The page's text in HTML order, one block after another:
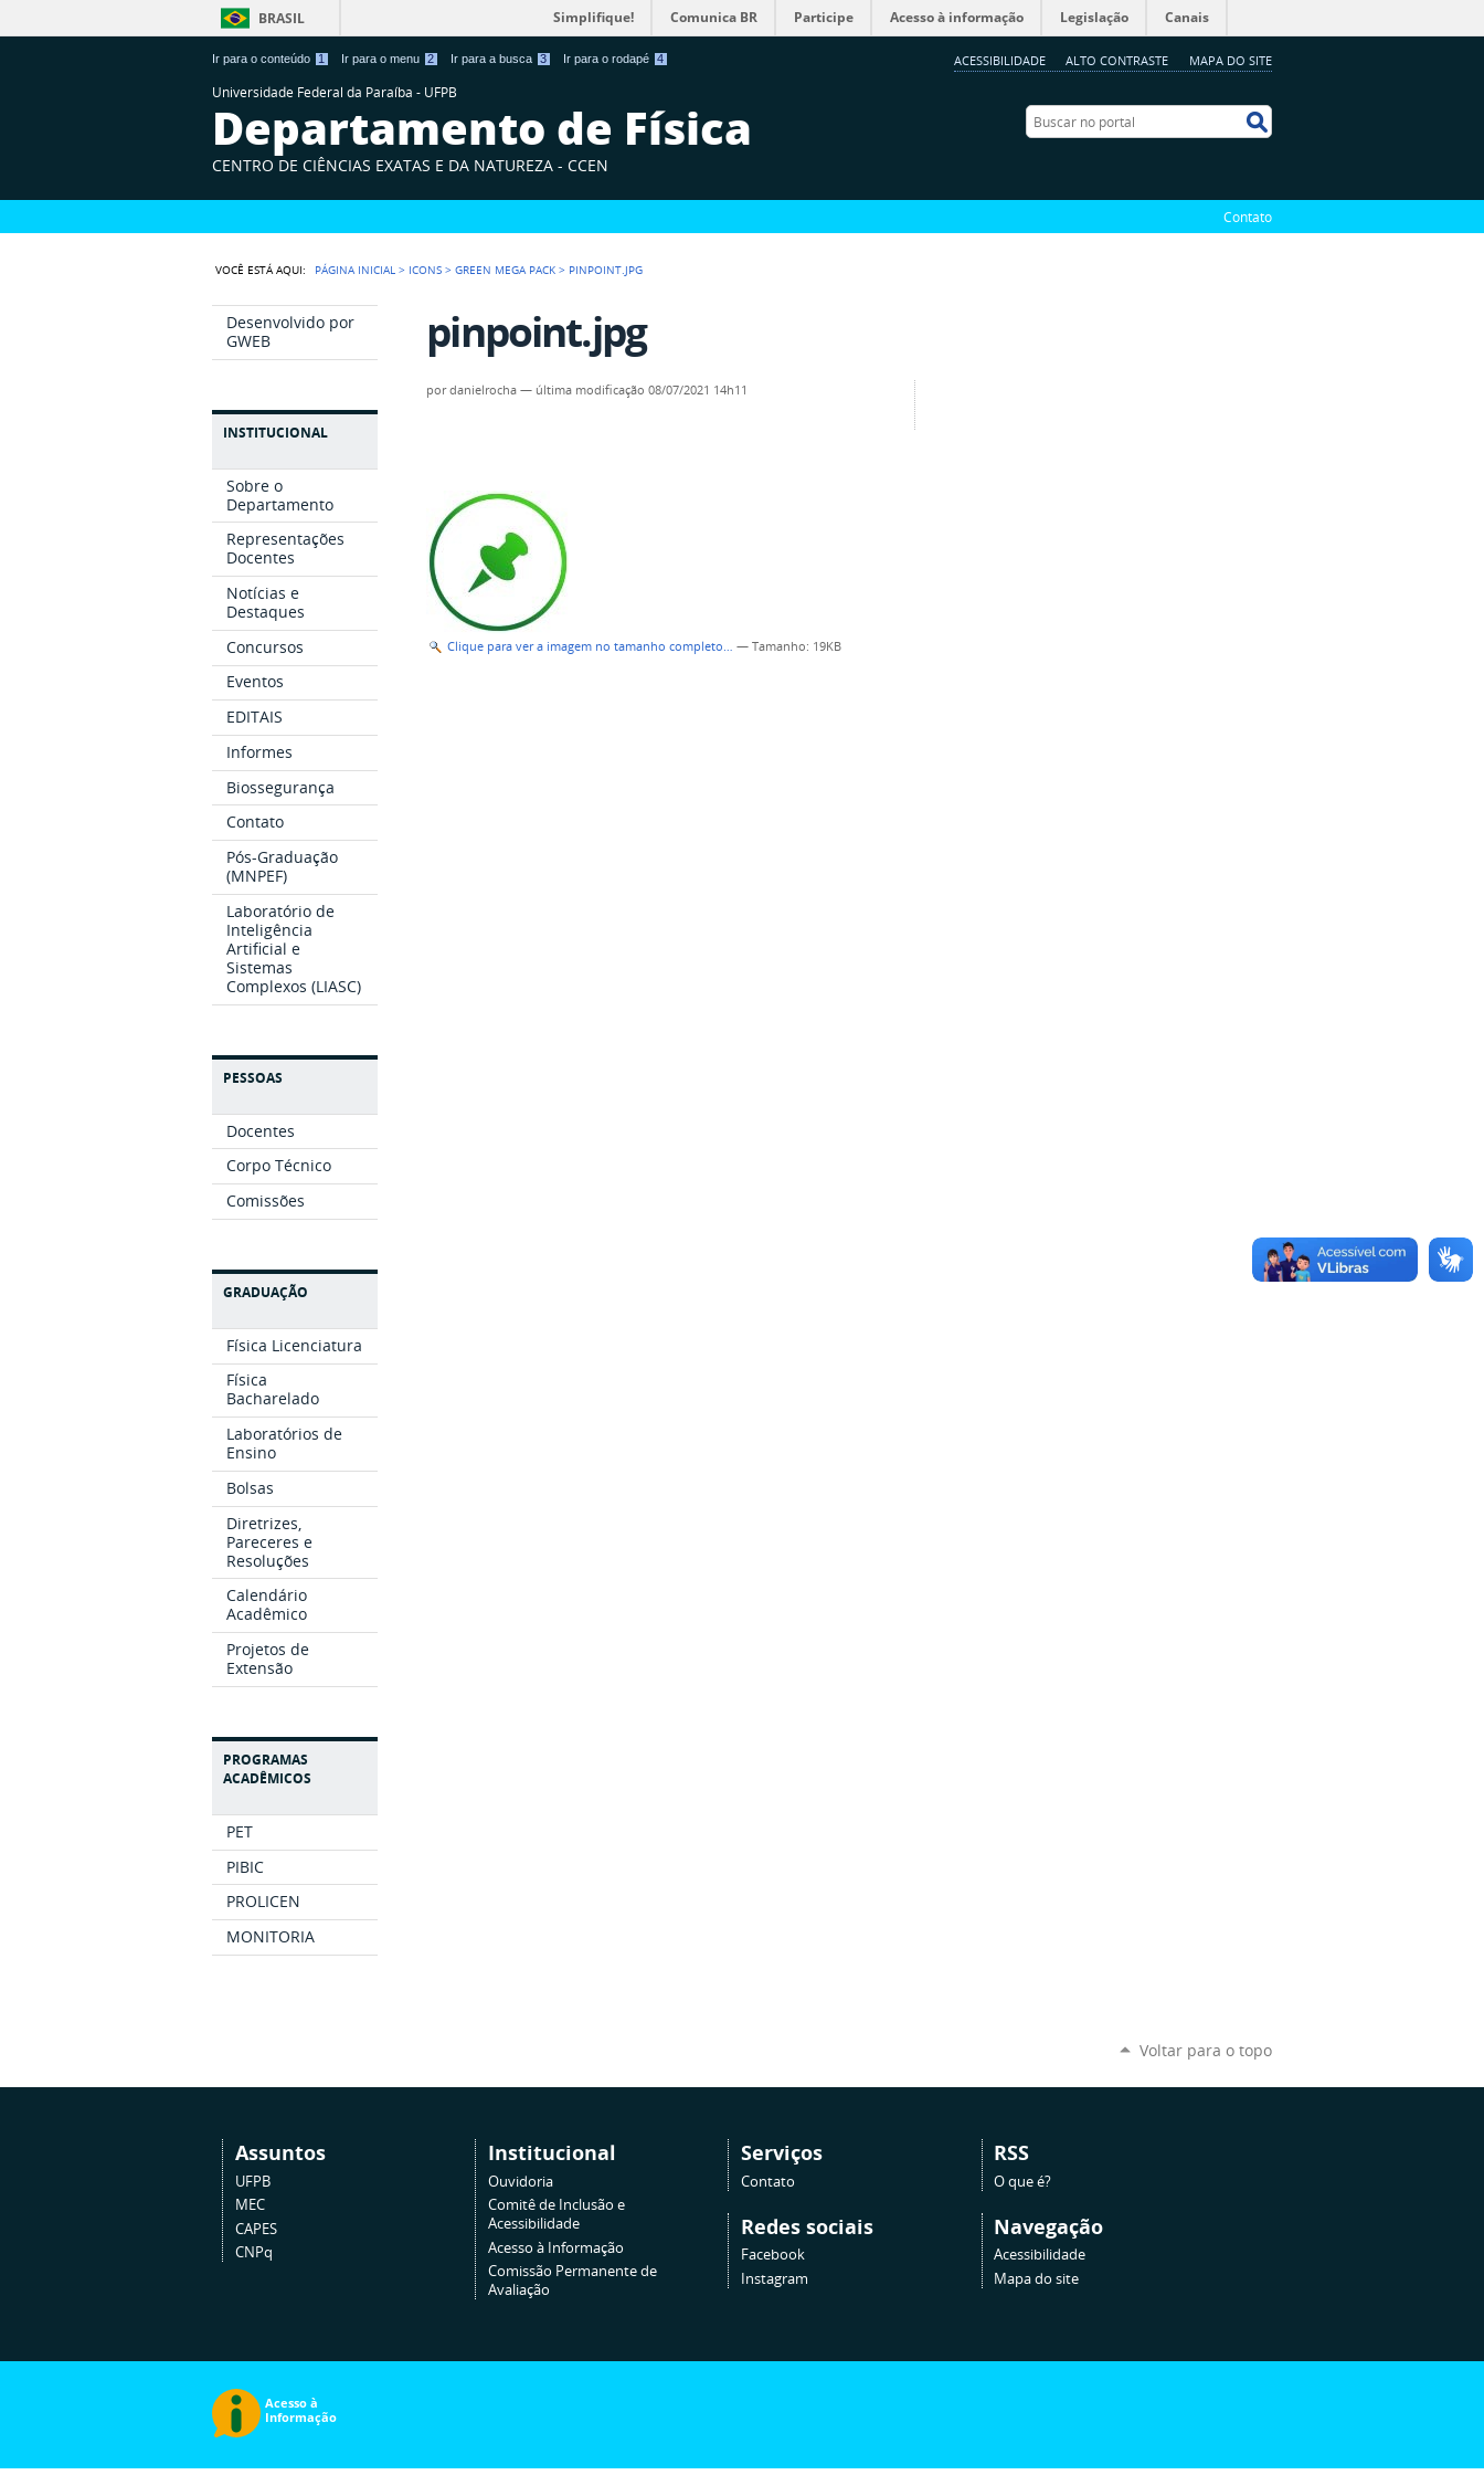
Ir para o conteúdo 1 Ir para o menu 2 Ir para a busca 3 Ir para o rodapé 4 ACESSIBILIDADE ALTO CONTRASTE MAPA DO SITE
BRASIL Simplifique! Comunica BR Participe Acesso à informação Legislação Canais
Universidade Federal da Paraíba - UFPB
Departamento de Física
CENTRO DE CIÊNCIAS EXATAS E DA NATUREZA - CCEN
Buscar no portal
Contato
VOCÊ ESTÁ AQUI: PÁGINA INICIAL > ICONS >GREEN MEGA PACK > PINPOINT.JPG
Desenvolvido por
GWEB
INSTITUCIONAL
Sobre o
Departamento
Representações
Docentes
Notícias e
Destaques
Concursos
Eventos
EDITAIS
Informes
Biossegurança
Contato
Pós-Graduação
(MNPEF)
Laboratório de
Inteligência
Artificial e
Sistemas
Complexos (LIASC)
PESSOAS
Docentes
Corpo Técnico
Comissões
GRADUAÇÃO
Física Licenciatura
Física
Bacharelado
Laboratórios de
Ensino
Bolsas
Diretrizes,
Pareceres e
Resoluções
Calendário
Acadêmico
Projetos de
Extensão
PROGRAMAS
ACADÊMICOS
PET
PIBIC
PROLICEN
MONITORIA
pinpoint.jpg
pordanielrocha — última modificação 08/07/2021 14h11
Clique para ver a imagem no tamanho completo… —Tamanho: 19KB
Voltar para o topo
Assuntos
UFPB
MEC
CAPES
CNPq
Institucional
Ouvidoria
Comitê de Inclusão e
Acessibilidade
Acesso à Informação
Comissão Permanente de
Avaliação
Serviços
Contato
Redes sociais
Facebook
Instagram
RSS
O que é?
Navegação
Acessibilidade
Mapa do site